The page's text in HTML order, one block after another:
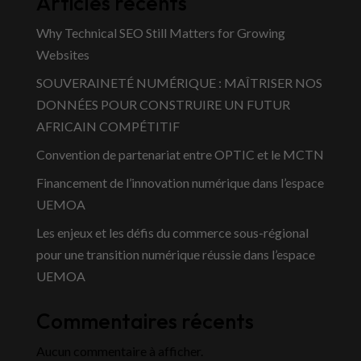
Why Technical SEO Still Matters for Growing
Websites
SOUVERAINETÉ NUMÉRIQUE : MAÎTRISER NOS
DONNÉES POUR CONSTRUIRE UN FUTUR
AFRICAIN COMPÉTITIF
Convention de partenariat entre OPTIC et le MCTN
Financement de l’innovation numérique dans l’espace
UEMOA
Les enjeux et les défis du commerce sous-régional
pour une transition numérique réussie dans l’espace
UEMOA